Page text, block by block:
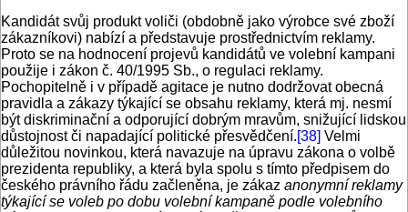
Kandidát svůj produkt voliči (obdobně jako výrobce své zboží
zákazníkovi) nabízí a představuje prostřednictvím reklamy.
Proto se na hodnocení projevů kandidátů ve volební kampani
použije i zákon č. 40/1995 Sb., o regulaci reklamy.
Pochopitelně i v případě agitace je nutno dodržovat obecná
pravidla a zákazy týkající se obsahu reklamy, která mj. nesmí
být diskriminační a odporující dobrým mravům, snižující lidskou
důstojnost či napadající politické přesvědčení.[38] Velmi
důležitou novinkou, která navazuje na úpravu zákona o volbě
prezidenta republiky, a která byla spolu s tímto předpisem do
českého právního řádu začleněna, je zákaz anonymní reklamy
týkající se voleb po dobu volební kampaně podle volebního